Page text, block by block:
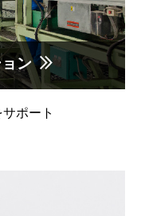
ン
ポート